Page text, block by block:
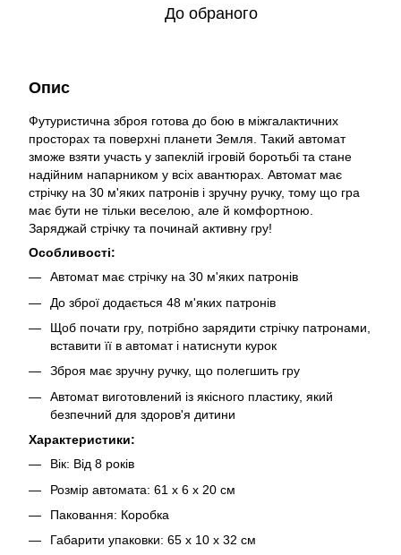
До обраного
Опис
Футуристична зброя готова до бою в міжгалактичних
просторах та поверхні планети Земля. Такий автомат
зможе взяти участь у запеклій ігровій боротьбі та стане
надійним напарником у всіх авантюрах. Автомат має
стрічку на 30 м'яких патронів і зручну ручку, тому що гра
має бути не тільки веселою, але й комфортною.
Заряджай стрічку та починай активну гру!
Особливості:
Автомат має стрічку на 30 м'яких патронів
До зброї додається 48 м'яких патронів
Щоб почати гру, потрібно зарядити стрічку патронами,
вставити її в автомат і натиснути курок
Зброя має зручну ручку, що полегшить гру
Автомат виготовлений із якісного пластику, який
безпечний для здоров'я дитини
Характеристики:
Вік: Від 8 років
Розмір автомата: 61 х 6 х 20 см
Паковання: Коробка
Габарити упаковки: 65 х 10 х 32 см